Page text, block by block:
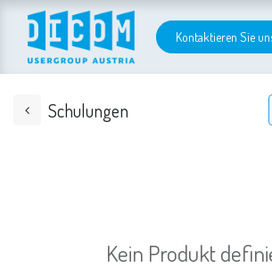
Kontaktieren Sie
Schulungen
Kein Produkt